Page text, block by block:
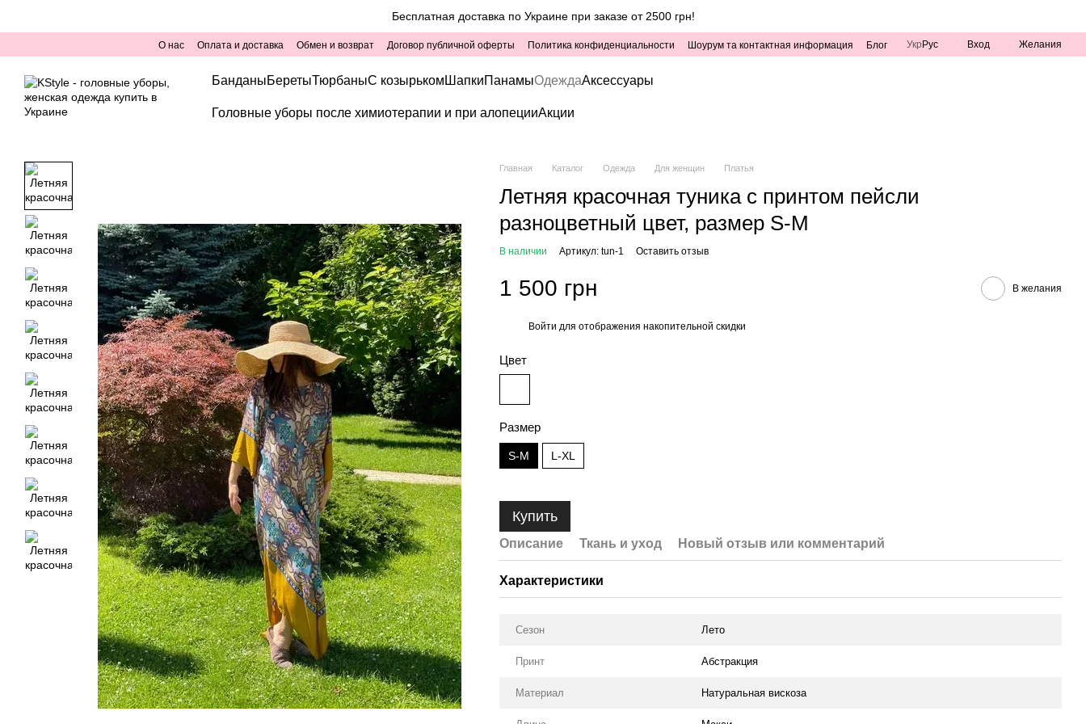
Бесплатная доставка по Украине при заказе от 2500 грн!
О нас Оплата и доставка Обмен и возврат Договор публичной оферты Политика конфиденциальности Шоурум та контактная информация Блог Укр Рус Вход Желания
БанданыБеретыТюрбаныС козырьком ШапкиПанамыОдеждаАксессуары
Головные уборы после химиотерапии и при алопецииАкции
Главная Каталог Одежда Для женщин Платья
Летняя красочная туника с принтом пейсли
разноцветный цвет, размер S-M
В наличии Артикул: tun-1 Оставить отзыв
1 500 грн В желания
Войти для отображения накопительной скидки
Цвет
Размер
S-M L-XL
Купить
Описание Ткань и уход Новый отзыв или комментарий
Характеристики
Сезон Лето
Принт Абстракция
Материал Натуральная вискоза